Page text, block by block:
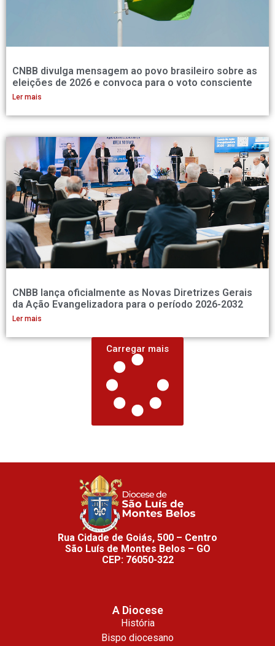
CNBB divulga mensagem ao povo brasileiro sobre as
eleições de 2026 e convoca para o voto consciente
Ler mais
CNBB lança oficialmente as Novas Diretrizes Gerais
da Ação Evangelizadora para o período 2026-2032
Ler mais
Carregar mais
Rua Cidade de Goiás, 500 – Centro
São Luís de Montes Belos – GO
CEP: 76050-322
A Diocese
História
Bispo diocesano